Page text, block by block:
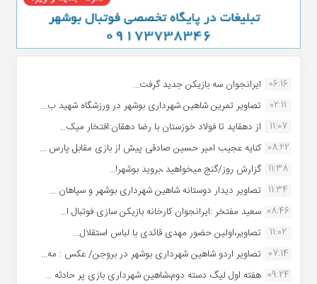
06:16 ایرانجوان سه بازیکن جدید گرفت...
02:11
تصاویر تمرین شاهین شهردارى بوشهر در ورزشگاه شهید ب...
11:07
از دهقاید تا فولاد خوزستان با رضا دهقان:افتخار میک...
08:22 کنایه عجیب امیر حسین صادقی پیش از بازی مقابل پارس ...
11:38 گزارش روز/گنج میخواهید ،بروید بوشهر!...
11:34 تصاویر دیدار دوستانه شاهین شهردارى بوشهر و سپاهان ...
08:46 سعید مفتخر :ایرانجوان کارخانه بازیکن سازی فوتبال ا...
11:02
تصاویر،اولین حضور مهدی قائدی با لباس استقلال...
07:14 تصاویر اردو شاهین شهرداری بوشهر در بروجن/ عکس : مه...
09:24 هفته اول لیگ دسته دوم،شاهین شهرداری بازی پر حادثه ...